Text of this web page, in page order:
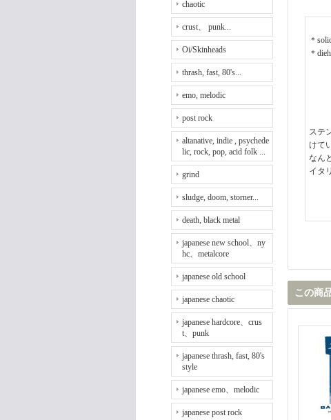
chaotic
crust、 punk...
Oi/Skinheads
thrash, fast, 80's...
emo, melodic
post rock
altanative, indie , psychede
lic, rock, pop, acid folk ...
grind
sludge, doom, storner...
death, black metal
japanese new school、ny
hc、metalcore
japanese old school
japanese chaotic
japanese hardcore、crus
t、punk
japanese thrash, fast, 80's
style
japanese emo、melodic
japanese post rock
＊
＊
ステ
けて
なん
イタ
この商